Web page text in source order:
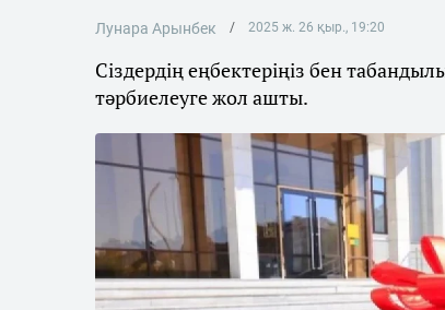
Лунара Арынбек 2025 ж. 26 қыр., 19:20
Сіздердің еңбектеріңіз бен
тәрбиелеуге жол ашты.